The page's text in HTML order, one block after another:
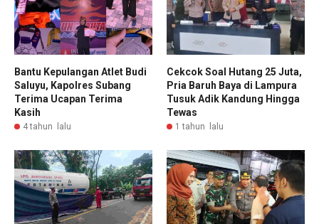
Bantu Kepulangan Atlet Budi
Saluyu, Kapolres Subang
Terima Ucapan Terima
Kasih
4 tahun lalu
Cekcok Soal Hutang 25 Juta,
Pria Baruh Baya di Lampura
Tusuk Adik Kandung Hingga
Tewas
1 tahun lalu